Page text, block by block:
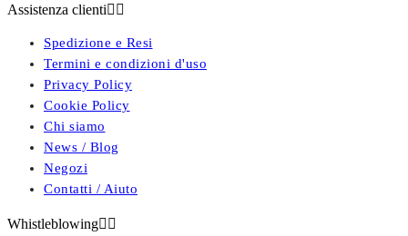
Assistenza clienti 
Spedizione e Resi
Termini e condizioni d'uso
Privacy Policy
Cookie Policy
Chi siamo
News / Blog
Negozi
Contatti / Aiuto
Whistleblowing 